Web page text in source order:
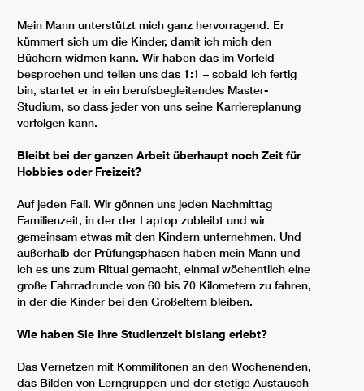
Mein Mann unterstützt mich ganz hervorragend. Er
kümmert sich um die Kinder, damit ich mich den
Büchern widmen kann. Wir haben das im Vorfeld
besprochen und teilen uns das 1:1 – sobald ich fertig
bin, startet er in ein berufsbegleitendes Master-
Studium, so dass jeder von uns seine Karriereplanung
verfolgen kann.
Bleibt bei der ganzen Arbeit überhaupt noch Zeit für
Hobbies oder Freizeit?
Auf jeden Fall. Wir gönnen uns jeden Nachmittag
Familienzeit, in der der Laptop zubleibt und wir
gemeinsam etwas mit den Kindern unternehmen. Und
außerhalb der Prüfungsphasen haben mein Mann und
ich es uns zum Ritual gemacht, einmal wöchentlich eine
große Fahrradrunde von 60 bis 70 Kilometern zu fahren,
in der die Kinder bei den Großeltern bleiben.
Wie haben Sie Ihre Studienzeit bislang erlebt?
Das Vernetzen mit Kommilitonen an den Wochenenden,
das Bilden von Lerngruppen und der stetige Austausch